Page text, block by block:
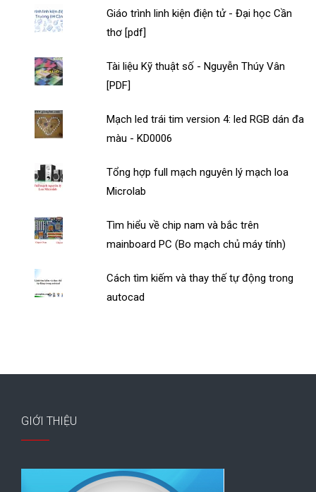
Giáo trình linh kiện điện tử - Đại học Cần
thơ [pdf]
Tài liệu Kỹ thuật số - Nguyễn Thúy Vân
[PDF]
Mạch led trái tim version 4: led RGB dán đa
màu - KD0006
Tổng hợp full mạch nguyên lý mạch loa
Microlab
Tìm hiểu về chip nam và bắc trên
mainboard PC (Bo mạch chủ máy tính)
Cách tìm kiếm và thay thế tự động trong
autocad
GIỚI THIỆU